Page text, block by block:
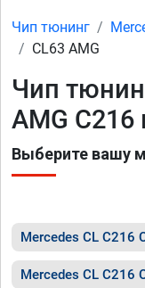
Чип тюнинг
CL63 AMG
Чип
AMG C216
Выберите вашу
Mercedes CL C216
Mercedes CL C216